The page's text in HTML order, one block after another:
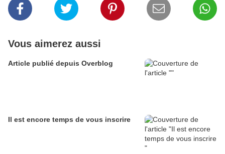
Vous aimerez aussi
Article publié depuis Overblog
Il est encore temps de vous inscrire